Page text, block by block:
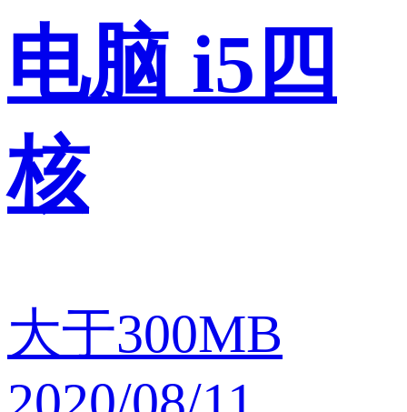
电脑 i5四
核
大于300MB